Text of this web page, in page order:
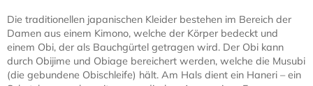
Die traditionellen japanischen Kleider bestehen im Bereich der
Damen aus einem Kimono, welche der Körper bedeckt und
einem Obi, der als Bauchgürtel getragen wird. Der Obi kann
durch Obijime und Obiage bereichert werden, welche die Musubi
(die gebundene Obischleife) hält. Am Hals dient ein Haneri – ein